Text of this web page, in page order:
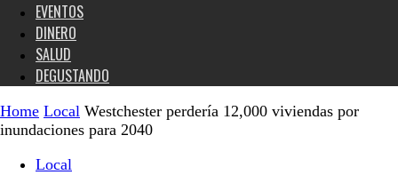
EVENTOS
DINERO
SALUD
DEGUSTANDO
Home Local Westchester perdería 12,000 viviendas por
inundaciones para 2040
Local